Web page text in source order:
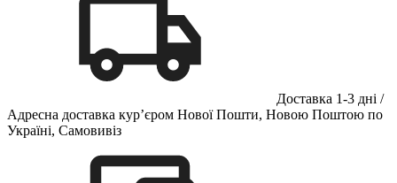
Доставка 1-3 дні /
Адресна доставка кур’єром Нової Пошти, Новою Поштою по
Україні, Самовивіз